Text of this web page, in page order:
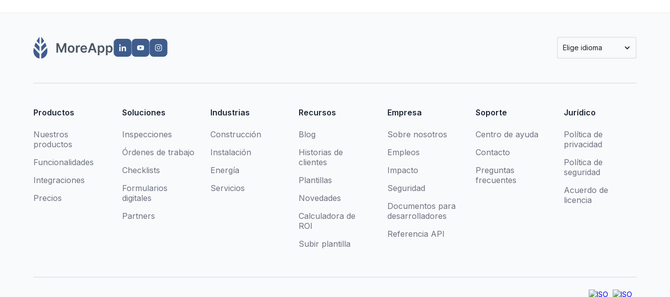
Elige idioma
Productos
Nuestros
productos
Funcionalidades
Integraciones
Precios
Soluciones
Inspecciones
Órdenes de trabajo
Checklists
Formularios
digitales
Partners
Industrias
Construcción
Instalación
Energía
Servicios
Recursos
Blog
Historias de
clientes
Plantillas
Novedades
Calculadora de
ROI
Subir plantilla
Empresa
Sobre nosotros
Empleos
Impacto
Seguridad
Documentos para
desarrolladores
Referencia API
Soporte
Centro de ayuda
Contacto
Preguntas
frecuentes
Jurídico
Política de
privacidad
Política de
seguridad
Acuerdo de
licencia